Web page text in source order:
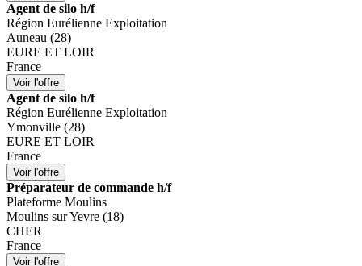
Agent de silo h/f
Région Eurélienne Exploitation
Auneau (28)
EURE ET LOIR
France
Agent de silo h/f
Région Eurélienne Exploitation
Ymonville (28)
EURE ET LOIR
France
Préparateur de commande h/f
Plateforme Moulins
Moulins sur Yevre (18)
CHER
France